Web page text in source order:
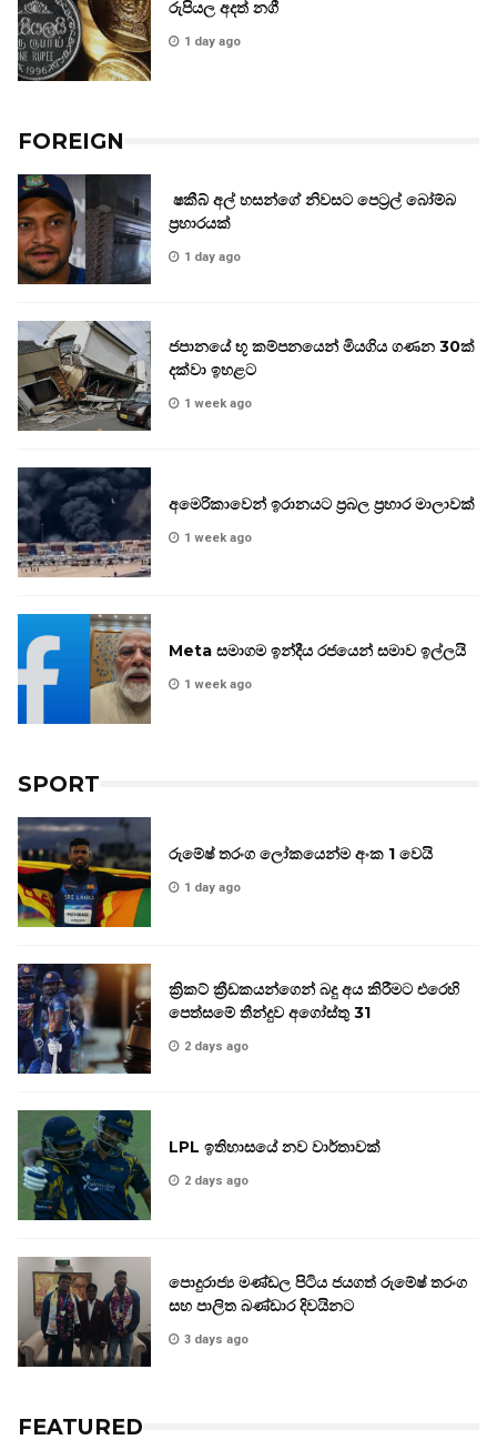
රුපියල අදත් නගී
1 day ago
FOREIGN
ෂකීබ් අල් හසන්ගේ නිවසට පෙට්‍රල් බෝම්බ
ප්‍රහාරයක්
1 day ago
ජපානයේ භූ කම්පනයෙන් මියගිය ගණන 30ක්
දක්වා ඉහළට
1 week ago
අමෙරිකාවෙන් ඉරානයට ප්‍රබල ප්‍රහාර මාලාවක්
1 week ago
Meta සමාගම ඉන්දීය රජයෙන් සමාව ඉල්ලයි
1 week ago
SPORT
රුමේෂ් තරංග ලෝකයෙන්ම අංක 1 වෙයි
1 day ago
ක්‍රිකට් ක්‍රීඩකයන්ගෙන් බදු අය කිරීමට එරෙහි
පෙත්සමේ තීන්දුව අගෝස්තු 31
2 days ago
LPL ඉතිහාසයේ නව වාර්තාවක්
2 days ago
පොදුරාජ්‍ය මණ්ඩල පිටිය ජයගත් රුමේෂ් තරංග
සහ පාලිත බණ්ඩාර දිවයිනට
3 days ago
FEATURED